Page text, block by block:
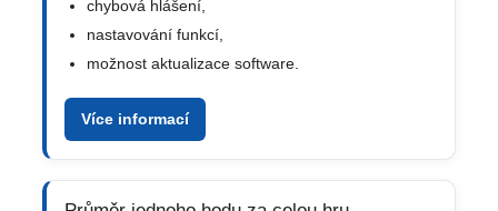
chybová hlášení,
nastavování funkcí,
možnost aktualizace software.
Více informací